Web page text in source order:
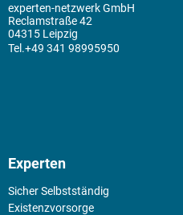
experten-netzwerk GmbH
Reclamstraße 42
04315 Leipzig
+49 341 98995950
Experten
Sicher Selbstständig
Existenz­vorsorge